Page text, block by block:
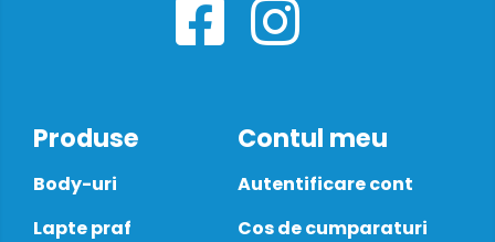
Produse
Body-uri
Lapte praf
Contul meu
Autentificare cont
Cos de cumparaturi